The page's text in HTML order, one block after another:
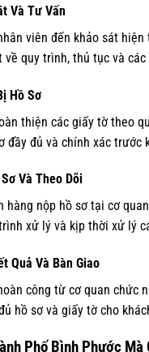
Và Tư Vấn
viên đến khảo sát
về quy trình, thủ tục và
Hồ Sơ
thiện các giấy tờ theo
đầy đủ và chính xác trước
Và Theo Dõi
hàng nộp hồ sơ tại cơ
xử lý và kịp thời xử lý
Quả Và Bàn Giao
công từ cơ quan chức
hồ sơ và giấy tờ cho
Phố Bình Phước Mà